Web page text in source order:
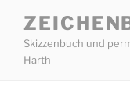
Inhalt
springen
Skizzenbuch und
Harth